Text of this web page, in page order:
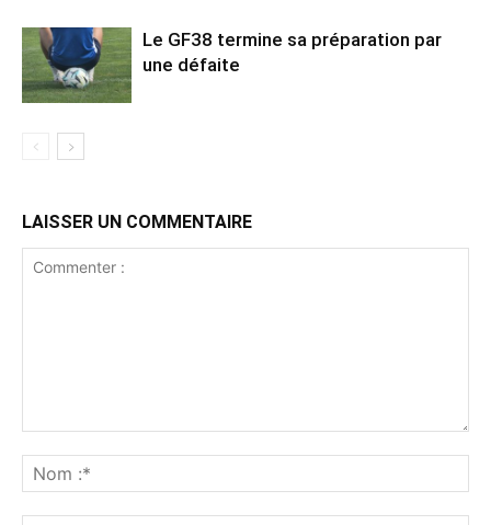
Le GF38 termine sa préparation par
une défaite
LAISSER UN COMMENTAIRE